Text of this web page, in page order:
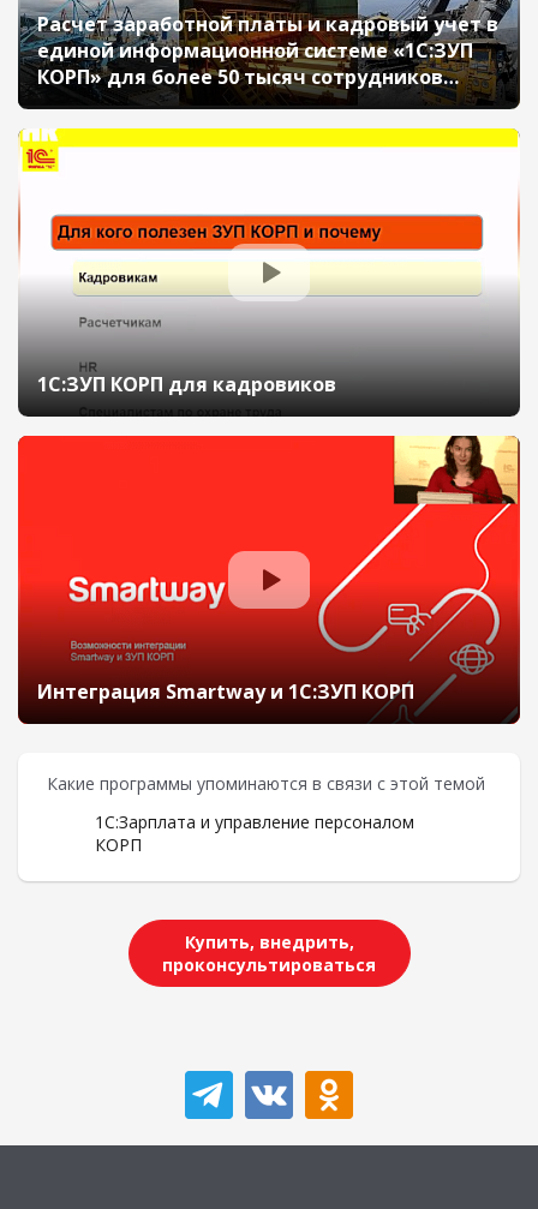
Расчет заработной платы и кадровый учет в
единой информационной системе «1С:ЗУП
КОРП» для более 50 тысяч сотрудников
Группы «Мечел» (Бизнес-форум 1С:ERP
онлайн 18 ноября 2020 г., Дьяченко Валерий,
ПАО «Мечел»)
1С:ЗУП КОРП для кадровиков
Интеграция Smartway и 1С:ЗУП КОРП
Какие программы упоминаются в связи с этой темой
1С:Зарплата и управление персоналом
КОРП
Купить, внедрить,
проконсультироваться